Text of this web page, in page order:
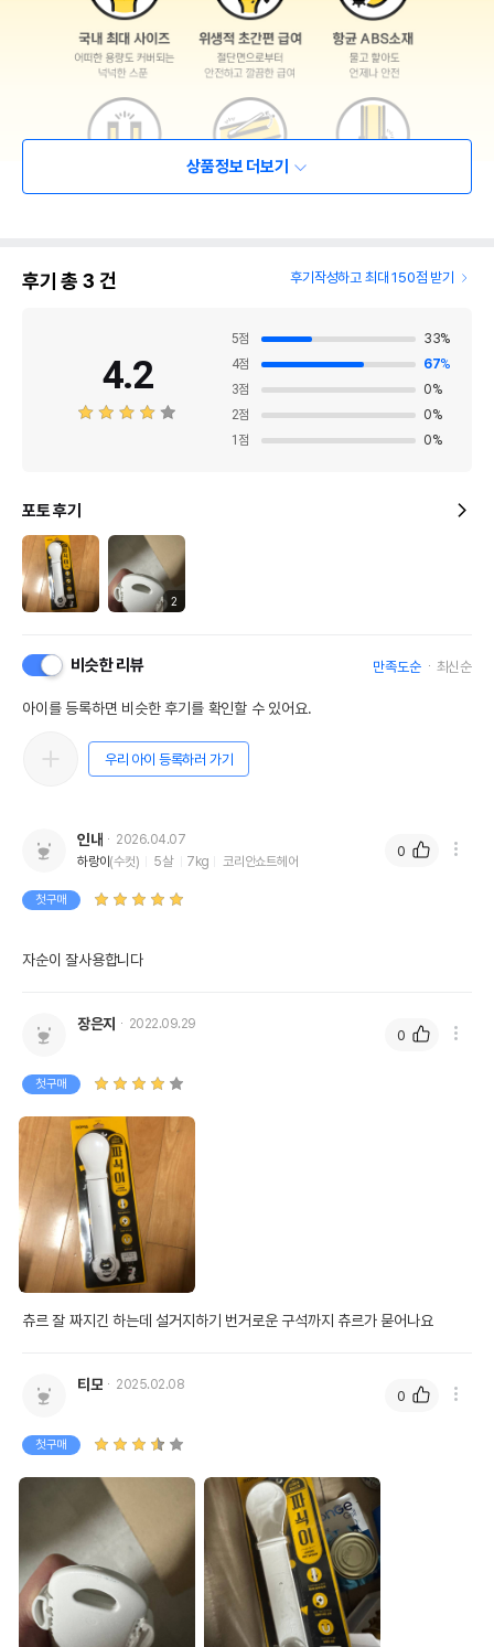
상품정보 더보기
후기 총 3 건 후기작성하고 최대 150점 받기
4.2
5점 33%
4점 67%
3점 0%
2점 0%
1 점 0%
포토 후기
2
비슷한 리뷰 만족도순 최신순
아이를 등록하면 비슷한 후기를 확인할 수 있어요.
우리 아이 등록하러 가기
인내
2026.04.07
하랑이 (수컷) 5살 7kg 코리안쇼트헤어
첫구매
자순이 잘사용합니다
0
장은지 2022.09.29
첫구매
츄르 잘 짜지긴 하는데 설거지하기 번거로운 구석까지 츄르가 묻어나요
0
티모 2025.02.08
첫구매
0